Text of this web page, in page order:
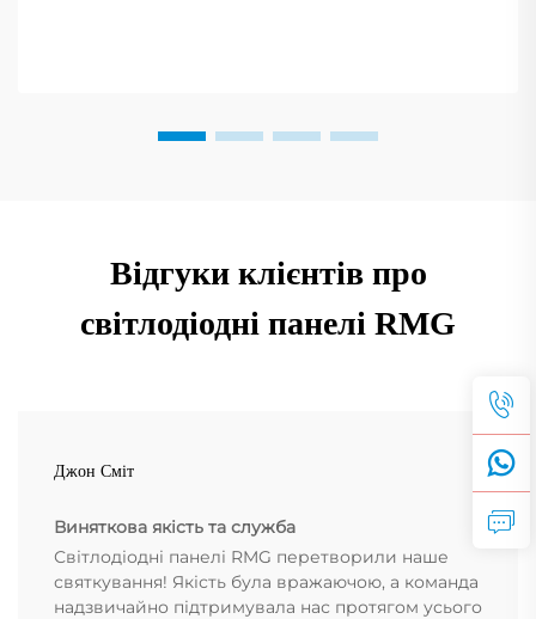
Відгуки клієнтів про
світлодіодні панелі RMG
Джон Сміт
Виняткова якість та служба
Світлодіодні панелі RMG перетворили наше
святкування! Якість була вражаючою, а команда
надзвичайно підтримувала нас протягом усього